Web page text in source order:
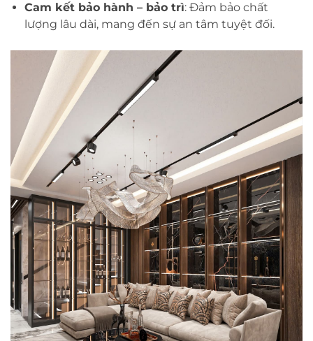
Cam kết bảo hành – bảo trì: Đảm bảo chất
lượng lâu dài, mang đến sự an tâm tuyệt đối.